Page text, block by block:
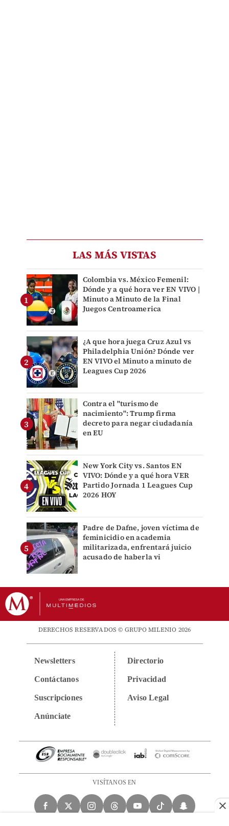
LAS MÁS VISTAS
Colombia vs. México Femenil:
Dónde y a qué hora ver EN VIVO |
Minuto a Minuto de la Final
Juegos Centroamerica
¿A que hora juega Cruz Azul vs
Philadelphia Unión? Dónde ver
EN VIVO el Minuto a minuto de
Leagues Cup 2026
Contra el "turismo de
nacimiento": Trump firma
decreto para negar ciudadanía
en EU
New York City vs. Santos EN
VIVO: Dónde y a qué hora VER
Partido Jornada 1 Leagues Cup
2026 HOY
Padre de Dafne, joven víctima de
feminicidio en academia
militarizada, enfrentará juicio
acusado de haberla vi
DERECHOS RESERVADOS © GRUPO MILENIO 2026
Newsletters
Contáctanos
Suscripciones
Anúnciate
Directorio
Privacidad
Aviso Legal
VISÍTANOS EN